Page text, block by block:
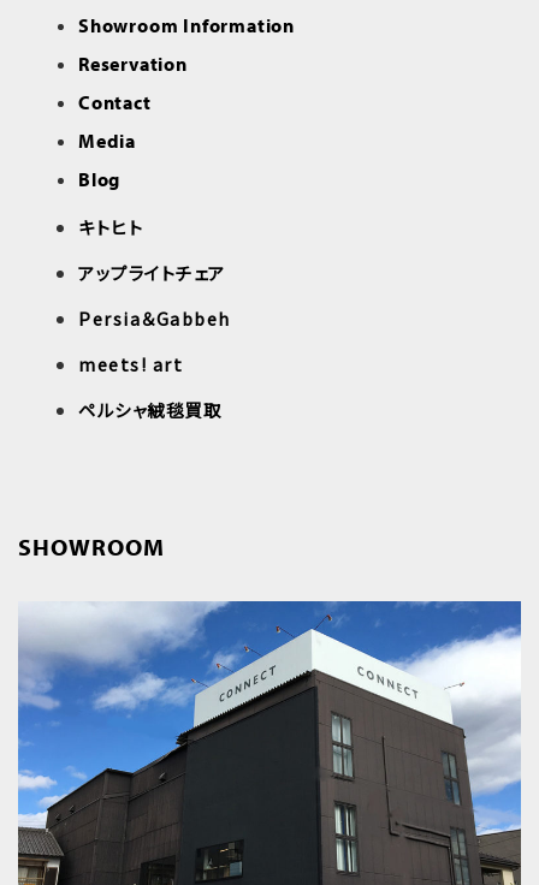
Showroom Information
Reservation
Contact
Media
Blog
キトヒト
アップライトチェア
Persia＆Gabbeh
meets! art
ペルシャ絨毯買取
SHOWROOM